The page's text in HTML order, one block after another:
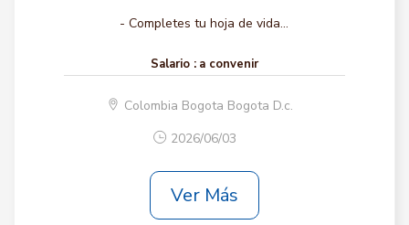
- Completes tu hoja de vida...
Salario : a convenir
Colombia Bogota Bogota D.c.
2026/06/03
Ver Más